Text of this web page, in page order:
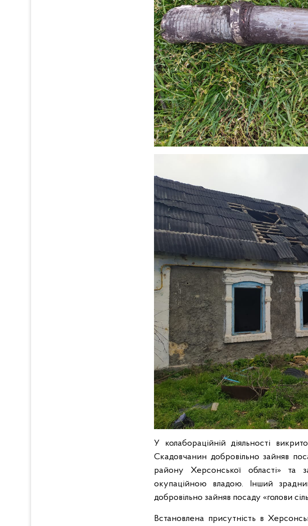
У колабораційній діяльності
Скадовчанин добровільно зайняв
району Херсонської області» та
окупаційною владою. Інший
добровільно зайняв посаду «голови
Встановлена присутність в